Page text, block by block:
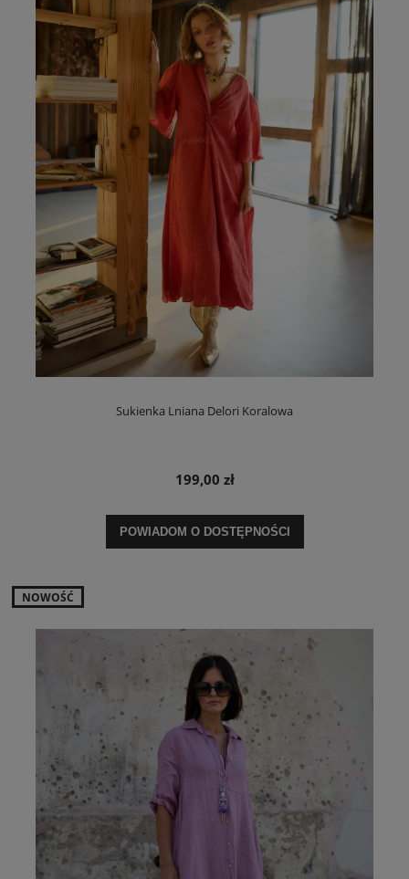
Sukienka Lniana Delori Koralowa
199,00 zł
POWIADOM O DOSTĘPNOŚCI
NOWOŚĆ